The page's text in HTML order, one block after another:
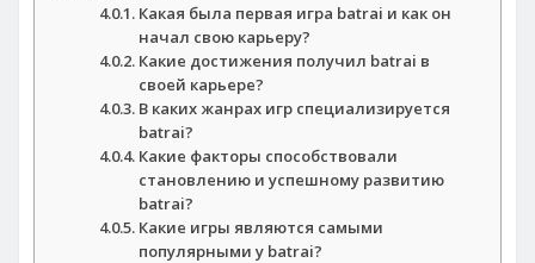
Какая была первая игра batrai и как он
начал свою карьеру?
Какие достижения получил batrai в
своей карьере?
В каких жанрах игр специализируется
batrai?
Какие факторы способствовали
становлению и успешному развитию
batrai?
Какие игры являются самыми
популярными у batrai?